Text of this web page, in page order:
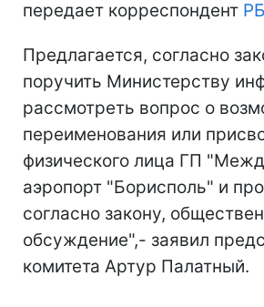
передает корреспондент
Предлагается, согласно
поручить Министерству
рассмотреть вопрос о
переименования или
физического лица ГП
аэропорт "Борисполь" и
согласно закону,
обсуждение",- заявил
комитета Артур Палатный.